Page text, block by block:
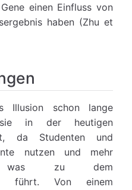
einen Einfluss von
haben (Zhu et
Illusion schon lange
in der heutigen
da Studenten und
nutzen und mehr
was zu dem
führt. Von einem